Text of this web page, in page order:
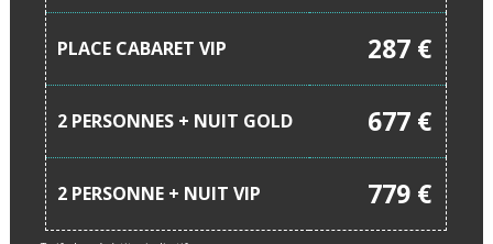
PLACE CABARET VIP 287 €
2 PERSONNES + NUIT GOLD 677 €
2 PERSONNE + NUIT VIP 779 €